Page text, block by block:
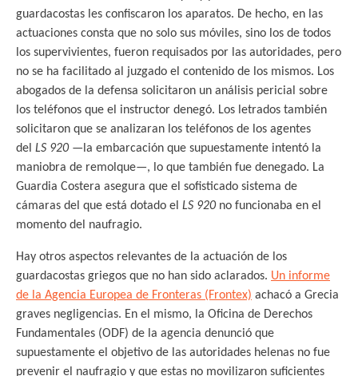
guardacostas les confiscaron los aparatos. De hecho, en las
actuaciones consta que no solo sus móviles, sino los de todos
los supervivientes, fueron requisados por las autoridades, pero
no se ha facilitado al juzgado el contenido de los mismos. Los
abogados de la defensa solicitaron un análisis pericial sobre
los teléfonos que el instructor denegó. Los letrados también
solicitaron que se analizaran los teléfonos de los agentes
del LS 920—la embarcación que supuestamente intentó la
maniobra de remolque—, lo que también fue denegado. La
Guardia Costera asegura que el sofisticado sistema de
cámaras del que está dotado el LS 920no funcionaba en el
momento del naufragio.
Hay otros aspectos relevantes de la actuación de los
guardacostas griegos que no han sido aclarados. Un informe
de la Agencia Europea de Fronteras (Frontex) achacó a Grecia
graves negligencias. En el mismo, la Oficina de Derechos
Fundamentales (ODF) de la agencia denunció que
supuestamente el objetivo de las autoridades helenas no fue
prevenir el naufragio y que estas no movilizaron suficientes